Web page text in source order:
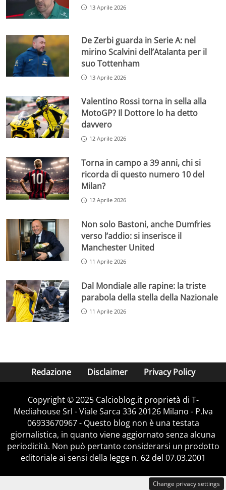
13 Aprile 2026
De Zerbi guarda in Serie A: nel
mirino Scalvini dell’Atalanta per il
suo Tottenham
13 Aprile 2026
Valentino Rossi torna in sella alla
MotoGP? Il Dottore lo ha detto
davvero
12 Aprile 2026
Torna in campo a 39 anni, chi si
ricorda di questo numero 10 del
Milan?
12 Aprile 2026
Non solo Bastoni, anche Dumfries
verso l’addio: si inserisce il
Manchester United
11 Aprile 2026
Dal Mondiale alle rapine: la triste
parabola della stella della Nazionale
11 Aprile 2026
Redazione Disclaimer Privacy Policy
Copyright © 2025 Calcioblog.it proprietà di T-
Mediahouse Srl - Viale Sarca 336 20126 Milano - P.Iva
06933670967 - Questo blog non è una testata
giornalistica, in quanto viene aggiornato senza alcuna
periodicità. Non può pertanto considerarsi un prodotto
editoriale ai sensi della legge n. 62 del 07.03.2001
Change privacy settings